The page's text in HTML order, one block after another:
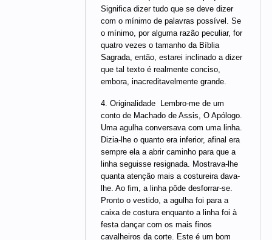
Significa dizer tudo que se deve dizer
com o mínimo de palavras possível. Se
o mínimo, por alguma razão peculiar, for
quatro vezes o tamanho da Bíblia
Sagrada, então, estarei inclinado a dizer
que tal texto é realmente conciso,
embora, inacreditavelmente grande.
4. Originalidade  Lembro-me de um
conto de Machado de Assis, O Apólogo.
Uma agulha conversava com uma linha.
Dizia-lhe o quanto era inferior, afinal era
sempre ela a abrir caminho para que a
linha seguisse resignada. Mostrava-lhe
quanta atenção mais a costureira dava-
lhe. Ao fim, a linha pôde desforrar-se.
Pronto o vestido, a agulha foi para a
caixa de costura enquanto a linha foi à
festa dançar com os mais finos
cavalheiros da corte. Este é um bom